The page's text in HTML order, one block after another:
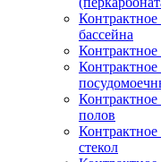
Контрактное
бассейна
Контрактное
Контрактное
Контрактное
полов
Контрактное
стекол